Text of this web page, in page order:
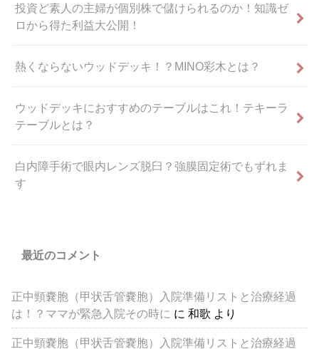
投資ど素人の主婦が個別株で儲けられるのか！知識ゼ
ロから得た利益大公開！
熱くならないウッドデッキ！？MINO彩木とは？
ウッドデッキにおすすめのテーブルはこれ！テキーラ
テーブルとは？
白内障手術で眼内レンズ脱臼？強膜固定術でもずれま
す
最近のコメント
正中頸嚢胞（甲状舌管嚢胞）入院準備リストと治療経過
は！？ママが緊急入院その時に に和歌 より
正中頸嚢胞（甲状舌管嚢胞）入院準備リストと治療経過